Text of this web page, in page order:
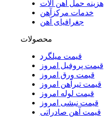
هزینه حمل آهن آلات
خدمات مرکزآهن
جغرافیای آهن
محصولات
قیمت میلگرد
قیمت پروفیل امروز
قیمت ورق امروز
قیمت تیرآهن امروز
قیمت لوله امروز
قیمت نبشی امروز
قیمت آهن صادراتی